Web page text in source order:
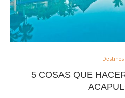
Destinos
5 COSAS QUE